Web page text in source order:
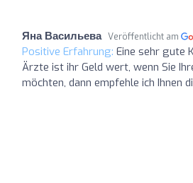
Яна Васильева Veröffentlicht am
Positive Erfahrung: Eine sehr gute
Ärzte ist ihr Geld wert, wenn Sie
möchten, dann empfehle ich Ihnen